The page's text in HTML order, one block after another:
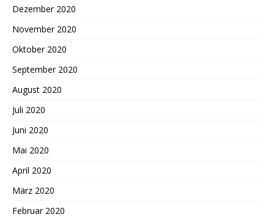
Dezember 2020
November 2020
Oktober 2020
September 2020
August 2020
Juli 2020
Juni 2020
Mai 2020
April 2020
März 2020
Februar 2020